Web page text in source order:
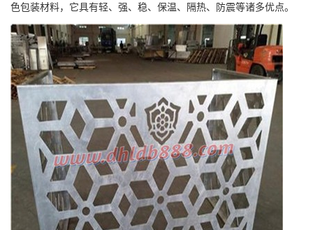
色包装材料，它具有轻、强、稳、保温、隔热、防震等诸多优点。